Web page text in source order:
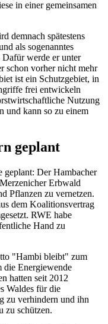
in einer gemeinsamen
demnach spätestens
als sogenanntes
werde er unter
schon vorher nicht mehr
ist ein Schutzgebiet, in
frei entwickeln
Nutzung
und kann so zu einem
geplant
geplant: Der Hambacher
Erbwald
Pflanzen zu vernetzen.
dem Koalitionsvertrag
RWE habe
Hand zu
"Hambi bleibt" zum
die Energiewende
hatten seit 2012
Waldes für die
zu verhindern und ihn
zu schützen.